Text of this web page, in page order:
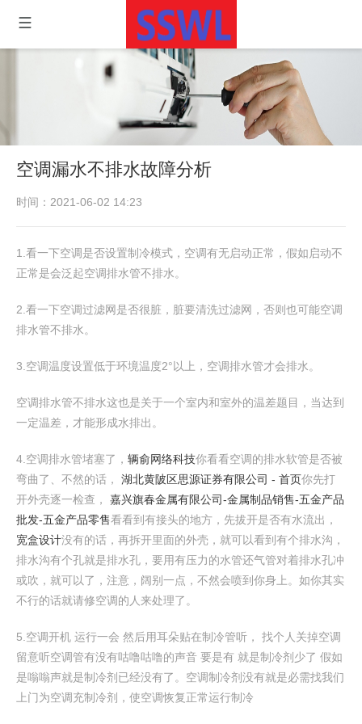
空调漏水不排水故障分析
时间：2021-06-02 14:23
1.看一下空调是否设置制冷模式，空调有无启动正常，假如启动不
正常是会泛起空调排水管不排水。
2.看一下空调过滤网是否很脏，脏要清洗过滤网，否则也可能空调
排水管不排水。
3.空调温度设置低于环境温度2°以上，空调排水管才会排水。
空调排水管不排水这也是关于一个室内和室外的温差题目，当达到
一定温差，才能形成水排出。
4.空调排水管堵塞了， 辆俞网络科技你看看空调的排水软管是否被
弯曲了、不然的话， 湖北黄陂区思源证券有限公司 - 首页你先打
开外壳逐一检查， 嘉兴旗春金属有限公司-金属制品销售-五金产品
批发-五金产品零售看看到有接头的地方，先拔开是否有水流出，
宽盒设计没有的话，再拆开里面的外壳，就可以看到有个排水沟，
排水沟有个孔就是排水孔，要用有压力的水管还气管对着排水孔冲
或吹，就可以了，注意，阔别一点，不然会喷到你身上。如你其实
不行的话就请修空调的人来处理了。
5.空调开机 运行一会 然后用耳朵贴在制冷管听， 找个人关掉空调
留意听空调管有没有咕噜咕噜的声音 要是有 就是制冷剂少了 假如
是嗡嗡声就是制冷剂已经没有了。空调制冷剂没有就是必需找我们
上门为空调充制冷剂，使空调恢复正常运行制冷